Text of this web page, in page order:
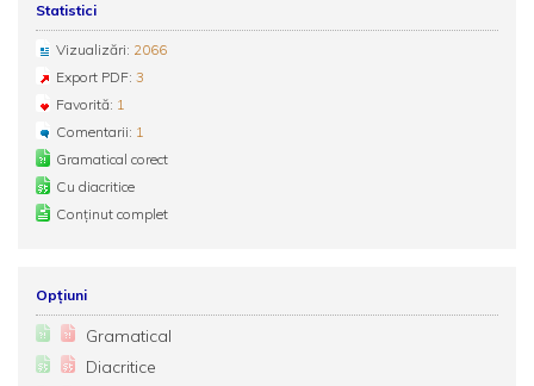
Statistici
Vizualizări: 2066
Export PDF: 3
Favorită: 1
Comentarii: 1
Gramatical corect
Cu diacritice
Conținut complet
Opțiuni
Gramatical
Diacritice